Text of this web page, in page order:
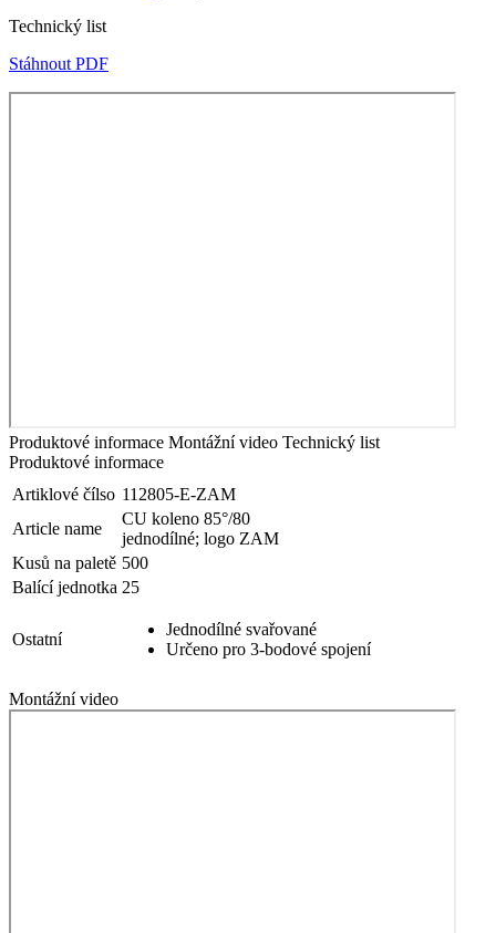
Technický list
Stáhnout PDF
Produktové informace Montážní video Technický list
Produktové informace
Artiklové čílso 112805-E-ZAM
Article name
CU koleno 85°/80
jednodílné; logo ZAM
Kusů na paletě 500
Balící jednotka 25
Ostatní
Jednodílné svařované
Určeno pro 3-bodové spojení
Montážní video